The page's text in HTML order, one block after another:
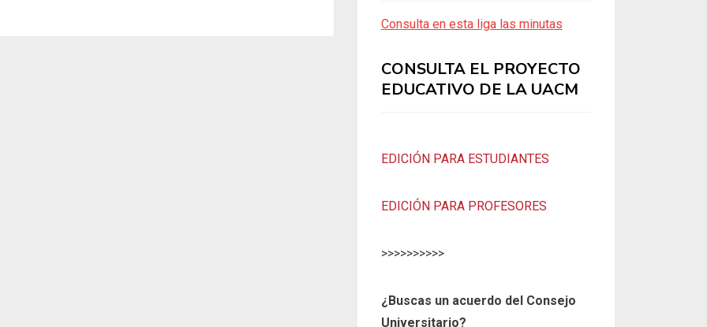
Consulta en esta liga las minutas
CONSULTA EL PROYECTO
EDUCATIVO DE LA UACM
EDICIÓN PARA ESTUDIANTES
EDICIÓN PARA PROFESORES
>>>>>>>>>>
¿Buscas un acuerdo del Consejo
Universitario?